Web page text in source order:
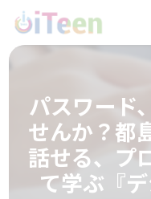
パスワード
せんか？都
話せる、プ
て学ぶ『